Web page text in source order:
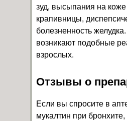
зуд, высыпания на коже
крапивницы,
болезненность
возникают подобные
взрослых.
Отзывы о
Если вы спросите в
мукалтин при бронхите,